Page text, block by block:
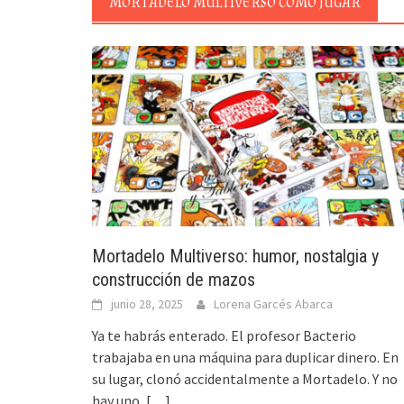
Mortadelo Multiverso: humor, nostalgia y
construcción de mazos
junio 28, 2025 Lorena Garcés Abarca
Ya te habrás enterado. El profesor Bacterio
trabajaba en una máquina para duplicar dinero. En
su lugar, clonó accidentalmente a Mortadelo. Y no